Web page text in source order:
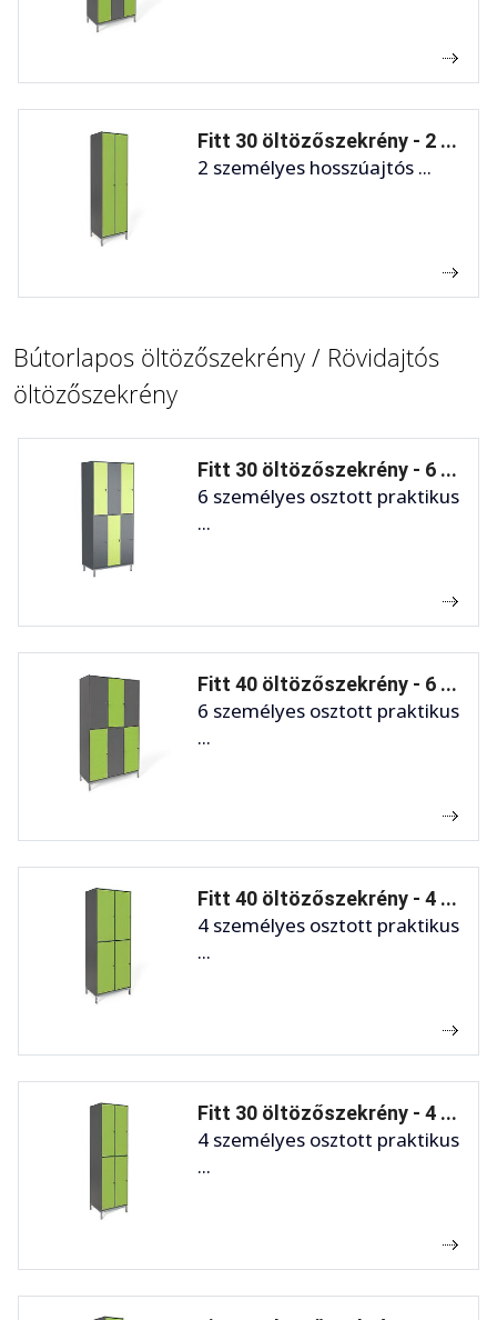
Fitt 30 öltözőszekrény - 2 ...
2 személyes hosszúajtós ...
Bútorlapos öltözőszekrény / Rövidajtós
öltözőszekrény
Fitt 30 öltözőszekrény - 6 ...
6 személyes osztott praktikus
...
Fitt 40 öltözőszekrény - 6 ...
6 személyes osztott praktikus
...
Fitt 40 öltözőszekrény - 4 ...
4 személyes osztott praktikus
...
Fitt 30 öltözőszekrény - 4 ...
4 személyes osztott praktikus
...